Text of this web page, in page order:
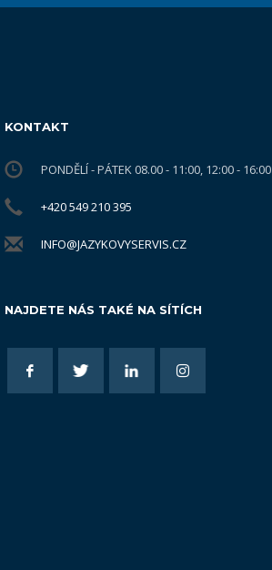
KONTAKT
PONDĚLÍ - PÁTEK 08.00 - 11:00, 12:00 - 16:00
+420 549 210 395
INFO@JAZYKOVYSERVIS.CZ
NAJDETE NÁS TAKÉ NA SÍTÍCH